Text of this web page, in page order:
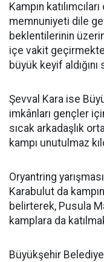
Kampın
memnuniyeti dile
beklentilerinin
içe vakit
büyük keyif aldığını
Şevval Kara ise
imkânları gençler
sıcak arkadaşlık
kampı unutulmaz
Oryantring
Karabulut da
belirterek, Pusula
kamplara da
Büyükşehir